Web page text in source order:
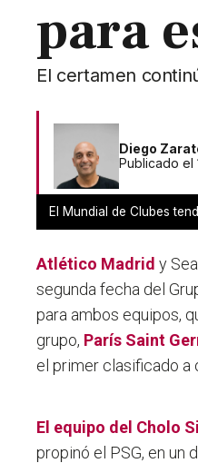
para
El certamen
Diego
Publicado el
El Mundial de Clubes
Atlético Madrid y
segunda fecha del
para ambos equipos,
grupo, París Saint
el primer clasificado a
El equipo del Cholo
propinó el PSG, en un